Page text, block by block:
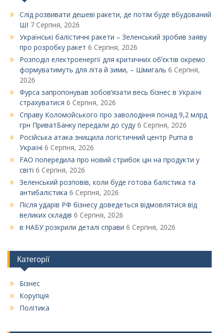
Слід розвивати дешеві ракети, де потім буде вбудований
ШІ 7 Серпня, 2026
Українські балістичні ракети – Зеленський зробив заяву
про розробку ракет 6 Серпня, 2026
Розподіл електроенергії для критичних обʼєктів окремо
формуватимуть для літа й зими, – Шмигаль 6 Серпня,
2026
Фурса запропонував зобов’язати весь бізнес в Україні
страхуватися 6 Серпня, 2026
Справу Коломойського про заволодіння понад 9,2 млрд
грн ПриватБанку передали до суду 6 Серпня, 2026
Російська атака знищила логістичний центр Puma в
Україні 6 Серпня, 2026
FAO попередила про новий стрибок цін на продукти у
світі 6 Серпня, 2026
Зеленський розповів, коли буде готова балістика та
антибалістика 6 Серпня, 2026
Після ударів РФ бізнесу доведеться відмовлятися від
великих складів 6 Серпня, 2026
в НАБУ розкрили деталі справи 6 Серпня, 2026
Категорії
Бізнес
Корупція
Політика